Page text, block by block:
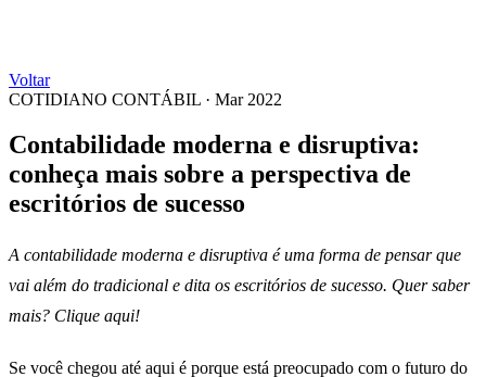
Voltar
COTIDIANO CONTÁBIL · Mar 2022
Contabilidade moderna e disruptiva:
conheça mais sobre a perspectiva de
escritórios de sucesso
A contabilidade moderna e disruptiva é uma forma de pensar que
vai além do tradicional e dita os escritórios de sucesso. Quer saber
mais? Clique aqui!
Se você chegou até aqui é porque está preocupado com o futuro do